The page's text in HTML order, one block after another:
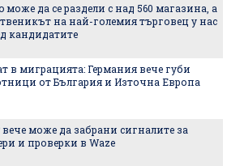
може да се раздели с над 560 магазина, а
на най-големия търговец у нас
кандидатите
в миграцията: Германия вече губи
от България и Източна Европа
може да забрани сигналите за
и проверки в Waze